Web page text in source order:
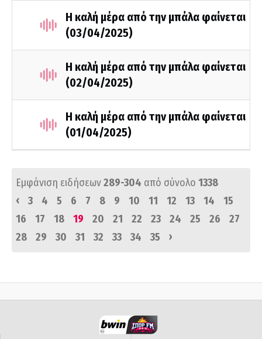
Η καλή μέρα από την μπάλα φαίνεται
(03/04/2025)
Η καλή μέρα από την μπάλα φαίνεται
(02/04/2025)
Η καλή μέρα από την μπάλα φαίνεται
(01/04/2025)
Εμφάνιση ειδήσεων289-304 από σύνολο 1338
‹
3 4 5 6 7 8 9 10 11 12 13 14
15
16
17 18 19 20 21 22 23 24 25 26
27
28
29 30 31 32 33 34 35 ›